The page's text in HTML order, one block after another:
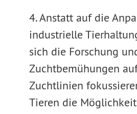
4. Anstatt auf die
industrielle
sich die Forschung
Zuchtbemühungen
Zuchtlinien
Tieren die